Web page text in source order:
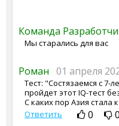
Команда
Мы старались для вас
Роман 01 апреля
Тест: "Состязаемся с 7-
пройдет этот IQ-тест
С каких пор Азия стала
Ответить
0 0